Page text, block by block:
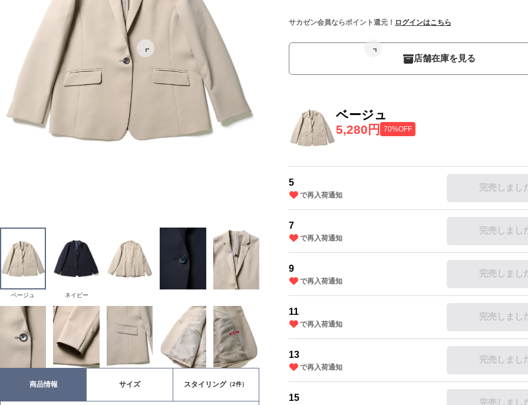
サカゼン会員ならポイント還元！ ログインはこちら
店舗在庫を見る
ベージュ
5,280円
70%OFF
5
で再入荷通知
完売しまし
7
で再入荷通知
完売しまし
9
で再入荷通知
完売しまし
11
で再入荷通知
完売しまし
13
で再入荷通知
完売しまし
15 完売しまし
ベージュ ネイビー
商品情報 サイズ スタイリング（2件）